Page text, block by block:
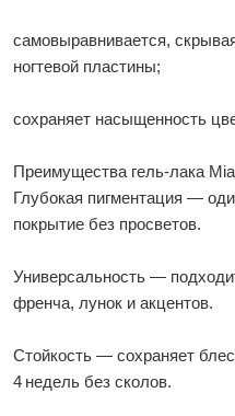
самовыравнивается,
ногтевой пластины;
сохраняет насыщенность
Преимущества гель‑лака
Глубокая пигментация —
покрытие без просветов.
Универсальность —
френча, лунок и акцентов.
Стойкость — сохраняет
4 недель без сколов.